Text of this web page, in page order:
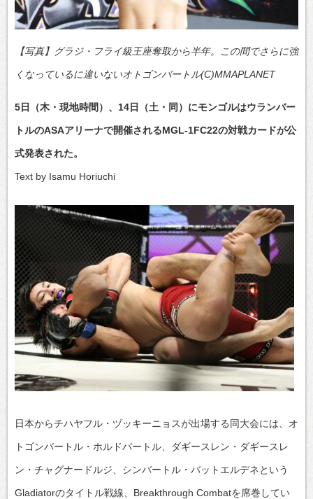
【写真】グラジ・フライ級王座奪取から半年。この間でさらに強
くなっているに違いないオトゴンバートル(C)MMAPLANET
5日（木・現地時間）、14日（土・同）にモンゴルはウランバー
トルのASAアリーナで開催されるMGL-1FC22の対戦カードが公
式発表された。
Text by Isamu Horiuchi
日本からチハヤフル・ヅッキーニョスが出場する同大会には、オ
トゴンバートル・ホルドバートル、ダギースレン・ダギースレ
ン・チャグナードルジ、シンバートル・バットエルデネという
Gladiatorのタイトル戦線、Breakthrough Combatを席巻してい